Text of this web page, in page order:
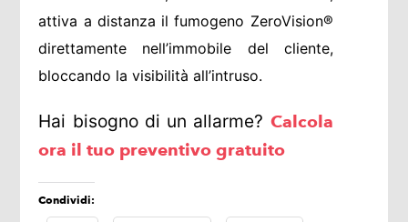
attiva a distanza il fumogeno ZeroVision®
direttamente nell’immobile del cliente,
bloccando la visibilità all’intruso.
Hai bisogno di un allarme? Calcola
ora il tuo preventivo gratuito
Condividi: